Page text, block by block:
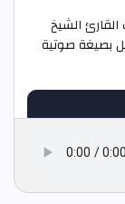
الشيخ
بصيغة صوتية